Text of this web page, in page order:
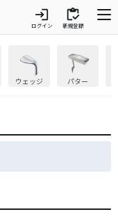
login
ログイン
inventory
新規登録
ウェッジ パター